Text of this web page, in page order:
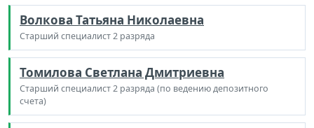
Волкова Татьяна Николаевна
Старший специалист 2 разряда
Томилова Светлана Дмитриевна
Старший специалист 2 разряда (по ведению депозитного
счета)